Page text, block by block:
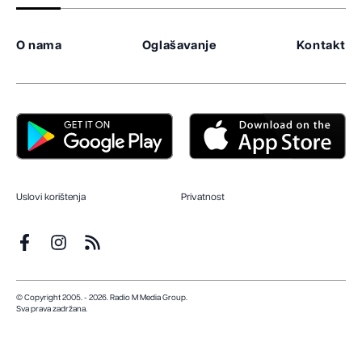
O nama Oglašavanje Kontakt
Uslovi korištenja Privatnost
© Copyright 2005. - 2026. Radio M Media Group.
Sva prava zadržana.